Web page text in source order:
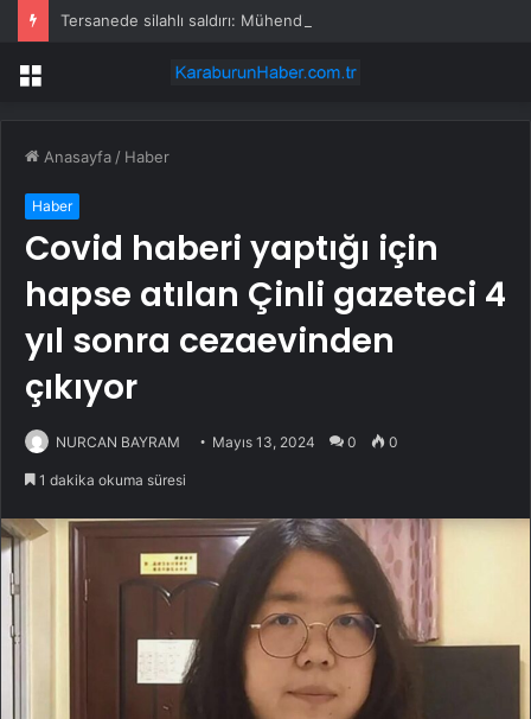
Menü
Anasayfa / Haber
Haber
Covid haberi yaptığı için
hapse atılan Çinli gazeteci 4
yıl sonra cezaevinden
çıkıyor
NURCAN BAYRAM Mayıs 13, 2024 0 0
1 dakika okuma süresi